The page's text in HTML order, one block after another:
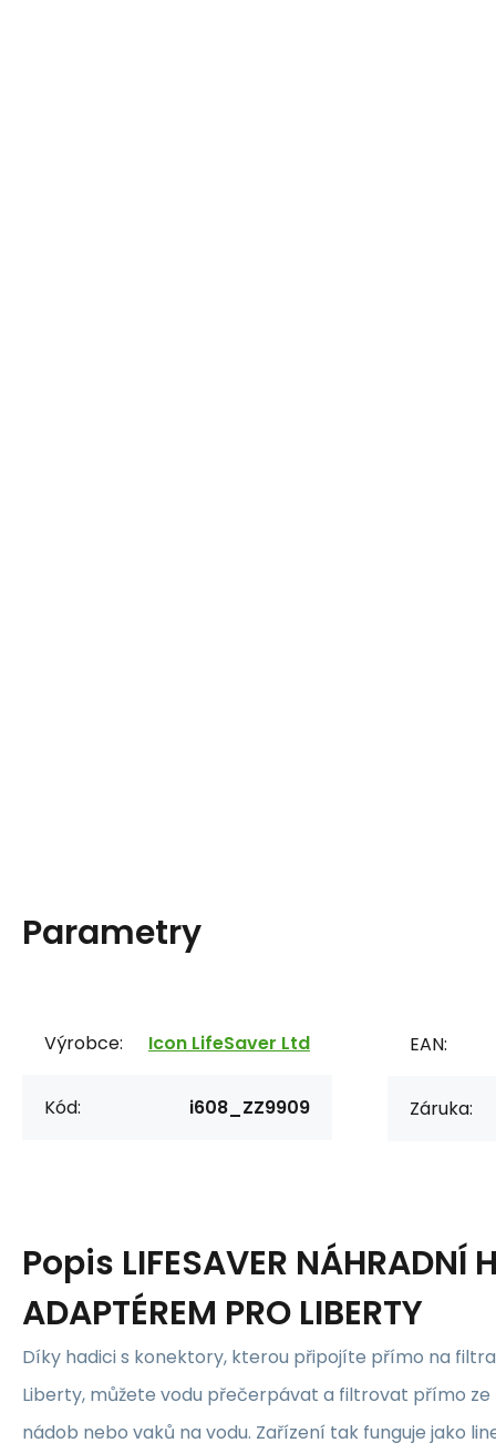
Parametry
Výrobce: Icon LifeSaver Ltd
Kód: i608_ZZ9909
EAN:
Záruka:
Popis LIFESAVER NÁHRADNÍ
ADAPTÉREM PRO LIBERTY
Díky hadici s konektory, kterou připojíte přímo na
Liberty, můžete vodu přečerpávat a filtrovat přímo ze
nádob nebo vaků na vodu. Zařízení tak funguje jako